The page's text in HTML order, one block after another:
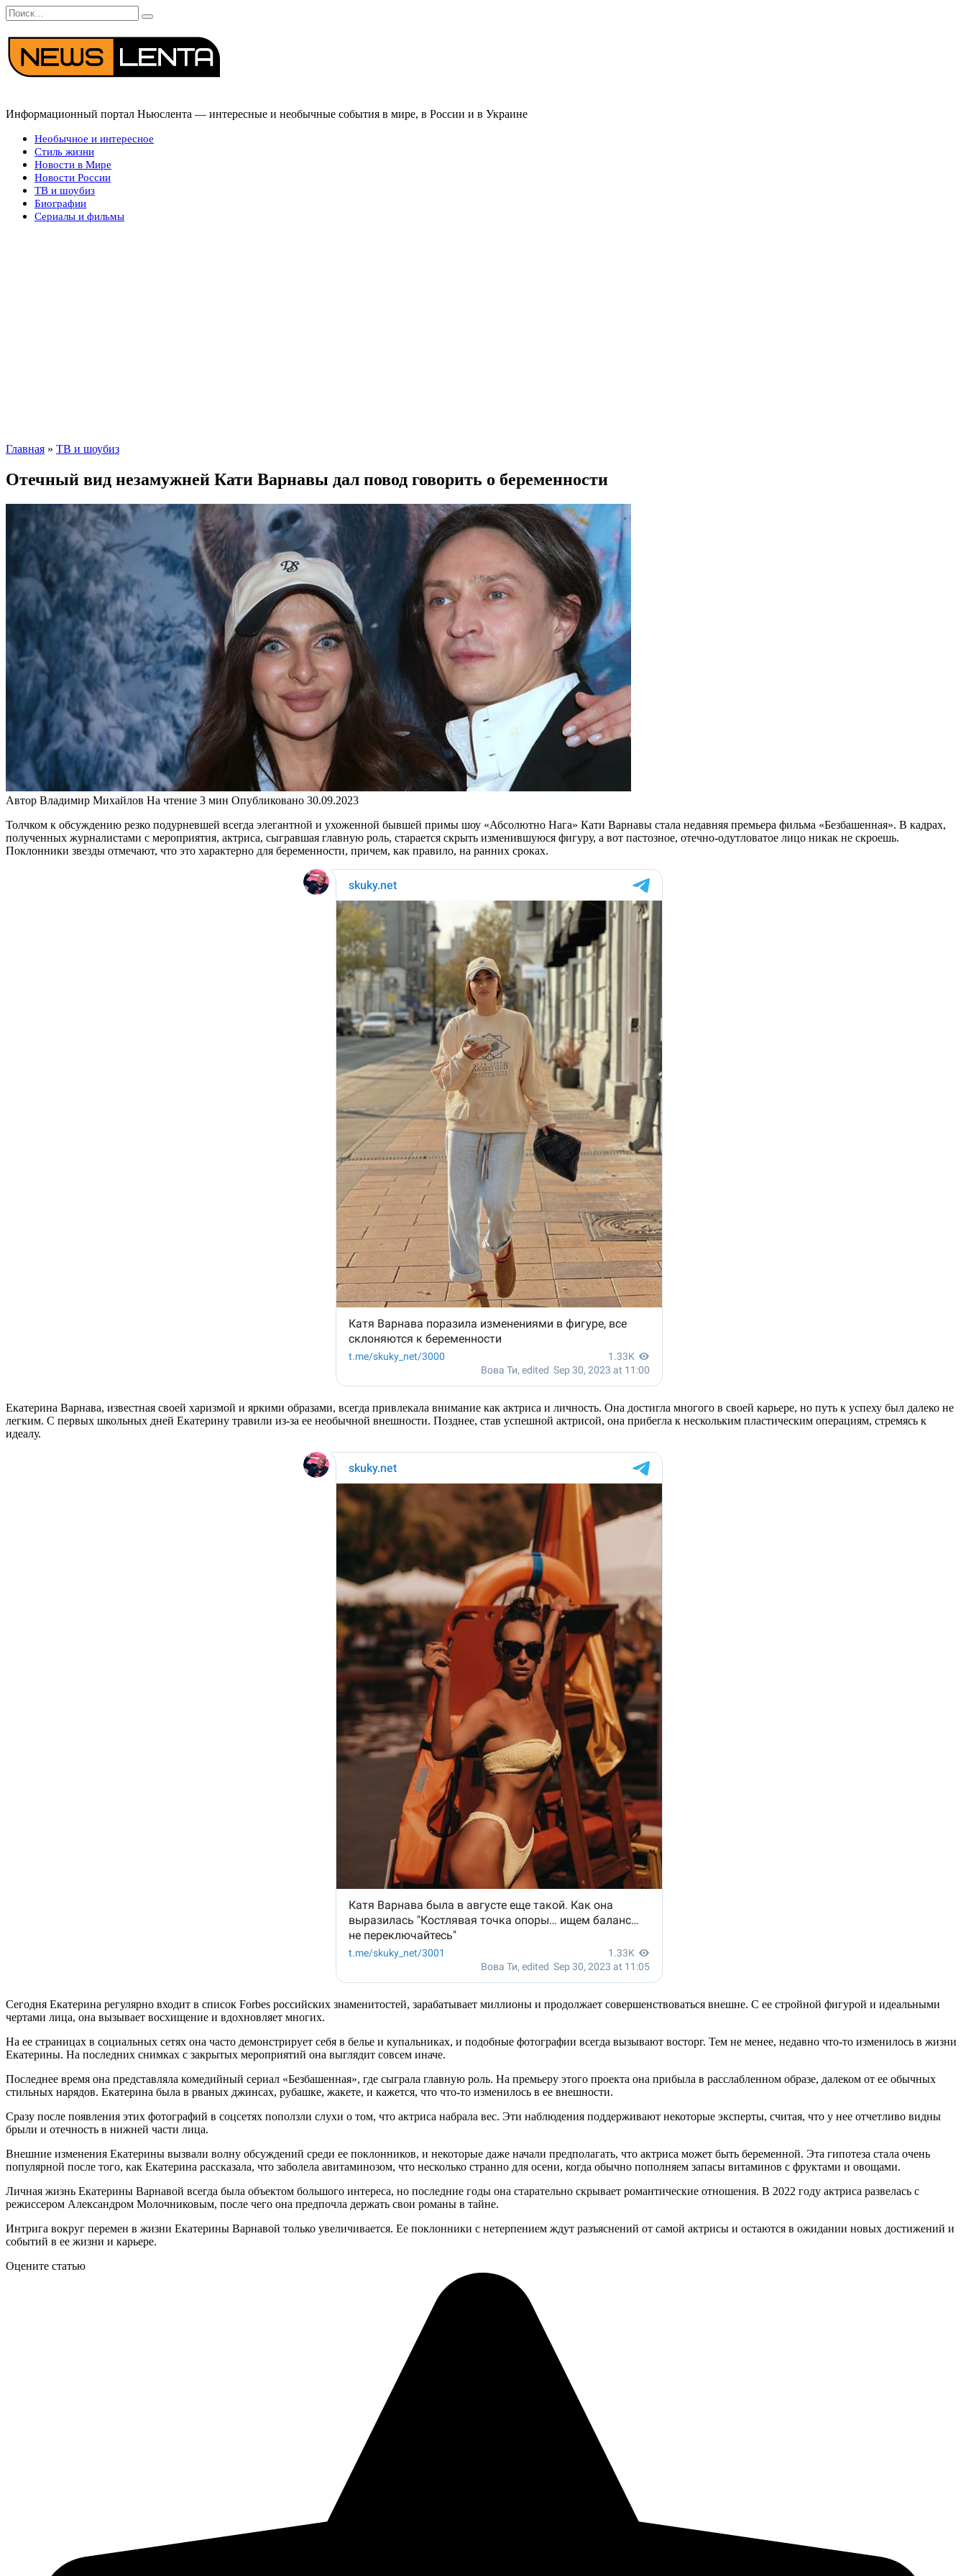
Перейти
к
содержанию
Search
for:
Информационный портал Ньюслента — интересные и необычные события в мире, в России и в Украине
Необычное и интересное
Стиль жизни
Новости в Мире
Новости России
ТВ и шоубиз
Биографии
Сериалы и фильмы
Главная » ТВ и шоубиз
Отечный вид незамужней Кати Варнавы дал повод говорить о беременности
Автор Владимир Михайлов На чтение 3 мин Опубликовано 30.09.2023
Толчком к обсуждению резко подурневшей всегда элегантной и ухоженной бывшей примы шоу «Абсолютно Нага» Кати Варнавы стала недавняя премьера фильма «Безбашенная». В кадрах,
полученных журналистами с мероприятия, актриса, сыгравшая главную роль, старается скрыть изменившуюся фигуру, а вот пастозное, отечно-одутловатое лицо никак не скроешь.
Поклонники звезды отмечают, что это характерно для беременности, причем, как правило, на ранних сроках.
Екатерина Варнава, известная своей харизмой и яркими образами, всегда привлекала внимание как актриса и личность. Она достигла многого в своей карьере, но путь к успеху был далеко не
легким. С первых школьных дней Екатерину травили из-за ее необычной внешности. Позднее, став успешной актрисой, она прибегла к нескольким пластическим операциям, стремясь к
идеалу.
Сегодня Екатерина регулярно входит в список Forbes российских знаменитостей, зарабатывает миллионы и продолжает совершенствоваться внешне. С ее стройной фигурой и идеальными
чертами лица, она вызывает восхищение и вдохновляет многих.
На ее страницах в социальных сетях она часто демонстрирует себя в белье и купальниках, и подобные фотографии всегда вызывают восторг. Тем не менее, недавно что-то изменилось в жизни
Екатерины. На последних снимках с закрытых мероприятий она выглядит совсем иначе.
Последнее время она представляла комедийный сериал «Безбашенная», где сыграла главную роль. На премьеру этого проекта она прибыла в расслабленном образе, далеком от ее обычных
стильных нарядов. Екатерина была в рваных джинсах, рубашке, жакете, и кажется, что что-то изменилось в ее внешности.
Сразу после появления этих фотографий в соцсетях поползли слухи о том, что актриса набрала вес. Эти наблюдения поддерживают некоторые эксперты, считая, что у нее отчетливо видны
брыли и отечность в нижней части лица.
Внешние изменения Екатерины вызвали волну обсуждений среди ее поклонников, и некоторые даже начали предполагать, что актриса может быть беременной. Эта гипотеза стала очень
популярной после того, как Екатерина рассказала, что заболела авитаминозом, что несколько странно для осени, когда обычно пополняем запасы витаминов с фруктами и овощами.
Личная жизнь Екатерины Варнавой всегда была объектом большого интереса, но последние годы она старательно скрывает романтические отношения. В 2022 году актриса развелась с
режиссером Александром Молочниковым, после чего она предпочла держать свои романы в тайне.
Интрига вокруг перемен в жизни Екатерины Варнавой только увеличивается. Ее поклонники с нетерпением ждут разъяснений от самой актрисы и остаются в ожидании новых достижений и
событий в ее жизни и карьере.
Оцените статью